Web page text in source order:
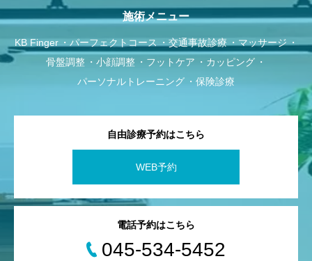
施術メニュー
KB Finger パーフェクトコース 交通事故診療
マッサージ
骨盤調整
小顔調整 フットケア
カッピング
パーソナルトレーニング
保険診療
自由診療予約はこちら
WEB予約
電話予約はこちら
045-534-5452